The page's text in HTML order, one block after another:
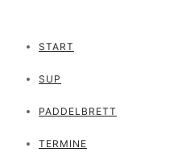
START
SUP
PADDELBRETT
TERMINE